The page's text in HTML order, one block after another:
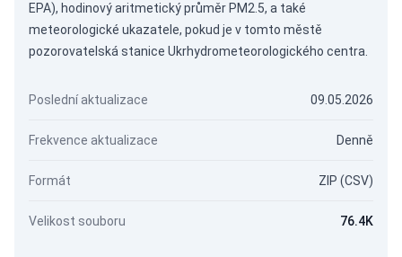
EPA), hodinový aritmetický průměr PM2.5, a také
meteorologické ukazatele, pokud je v tomto městě
pozorovatelská stanice Ukrhydrometeorologického centra.
Poslední aktualizace 09.05.2026
Frekvence aktualizace Denně
Formát ZIP (CSV)
Velikost souboru 76.4K